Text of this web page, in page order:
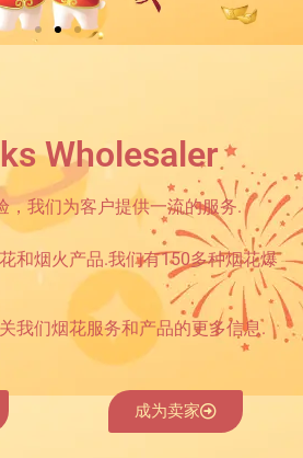
Wholesaler
，我们为客户提供一流的服务.
和烟火产品.我们有150多种烟花爆
我们烟花服务和产品的更多信息.
成为卖家